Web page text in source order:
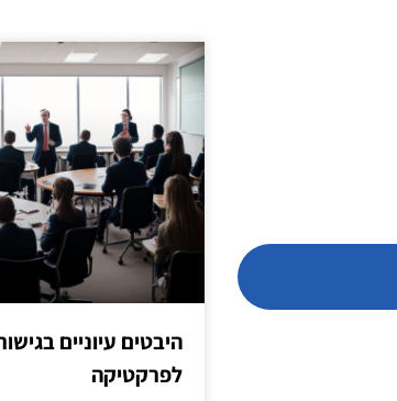
היבטים עיוניים
לפרקטיקה